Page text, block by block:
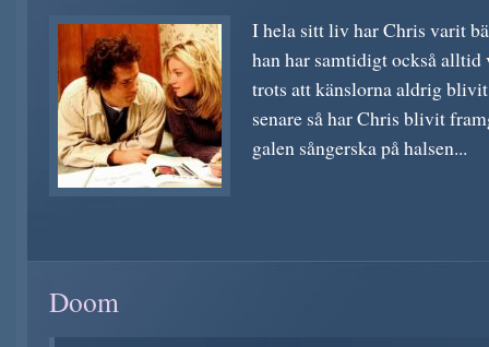
I hela sitt liv har Chris varit
han har samtidigt också
trots att känslorna aldrig
senare så har Chris blivit
galen sångerska på halsen...
Doom